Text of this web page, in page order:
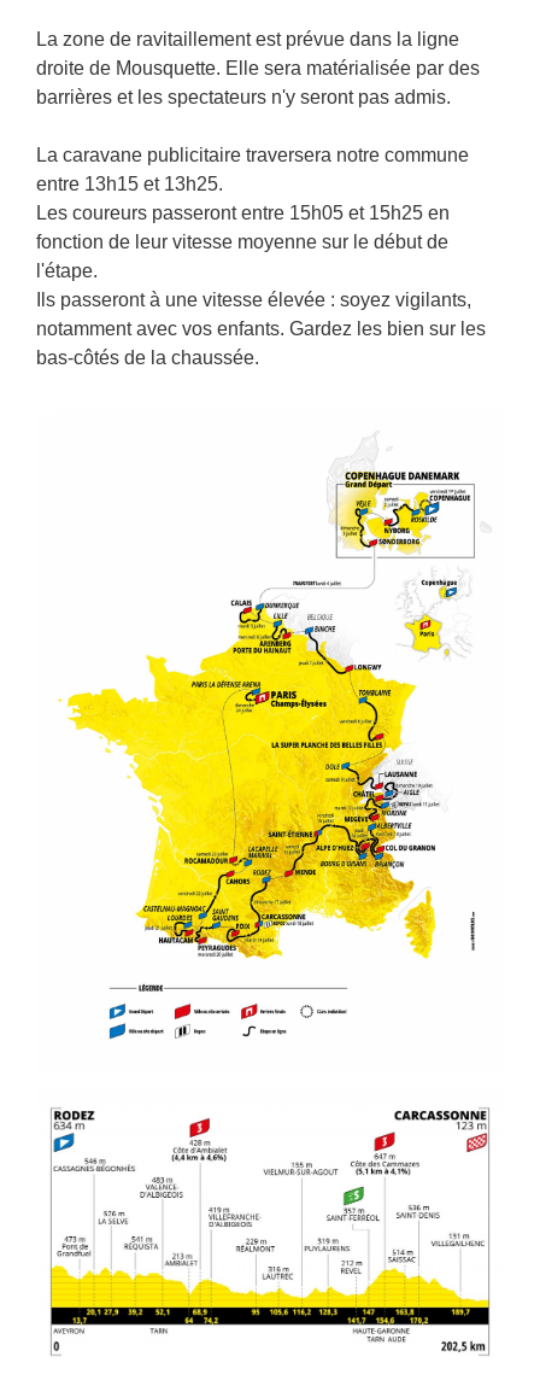
La zone de ravitaillement est prévue dans la ligne
droite de Mousquette. Elle sera matérialisée par des
barrières et les spectateurs n'y seront pas admis.
La caravane publicitaire traversera notre commune
entre 13h15 et 13h25.
Les coureurs passeront entre 15h05 et 15h25 en
fonction de leur vitesse moyenne sur le début de
l'étape.
Ils passeront à une vitesse élevée : soyez vigilants,
notamment avec vos enfants. Gardez les bien sur les
bas-côtés de la chaussée.